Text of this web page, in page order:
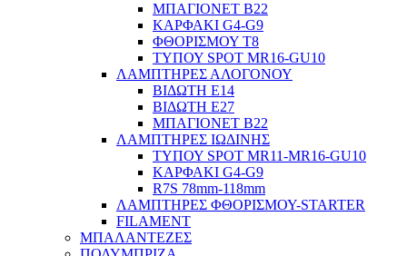
ΜΠΑΓΙΟΝΕΤ Β22
ΚΑΡΦΑΚΙ G4-G9
ΦΘΟΡΙΣΜΟΥ Τ8
ΤΥΠΟΥ SPOT MR16-GU10
ΛΑΜΠΤΗΡΕΣ ΑΛΟΓΟΝΟΥ
ΒΙΔΩΤΗ Ε14
ΒΙΔΩΤΗ Ε27
ΜΠΑΓΙΟΝΕΤ Β22
ΛΑΜΠΤΗΡΕΣ ΙΩΔΙΝΗΣ
ΤΥΠΟΥ SPOT MR11-MR16-GU10
ΚΑΡΦΑΚΙ G4-G9
R7S 78mm-118mm
ΛΑΜΠΤΗΡΕΣ ΦΘΟΡΙΣΜΟΥ-STARTER
FILAMENT
ΜΠΑΛΑΝΤΕΖΕΣ